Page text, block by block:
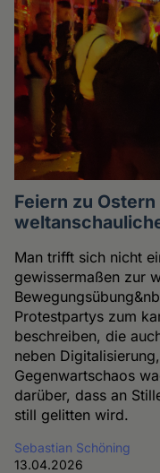
Feiern zu
Man trifft sich nicht
gewissermaßen zur
Protestpartys zum
beschreiben, die
neben
Gegenwartschaos
darüber, dass an
still gelitten wird.
Sebastian Schöning
13.04.2026